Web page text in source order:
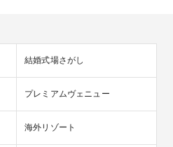
結婚式場さがし
プレミアムヴェニュー
海外リゾート